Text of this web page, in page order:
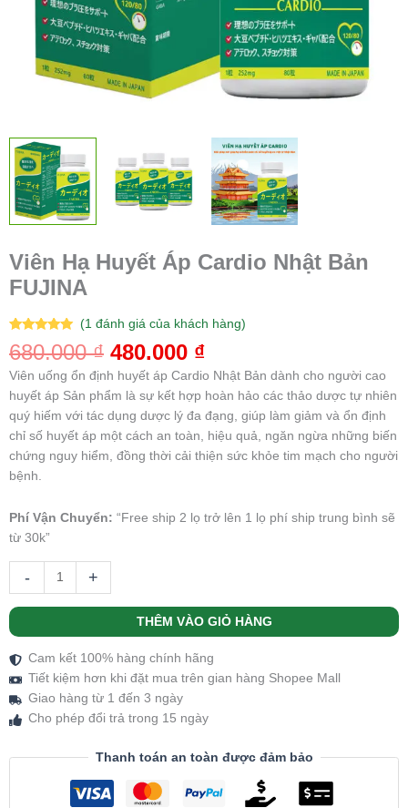
Viên Hạ Huyết Áp Cardio Nhật Bản
FUJINA
5.00 trên 5
dựa trên
1
(1 đánh giá của khách hàng)
680.000₫ 480.000 ₫
Viên uống ổn định huyết áp Cardio Nhật Bản dành cho người cao
huyết áp Sản phẩm là sự kết hợp hoàn hảo các thảo dược tự nhiên
quý hiếm với tác dụng dược lý đa đạng, giúp làm giảm và ổn định
chỉ số huyết áp một cách an toàn, hiệu quả, ngăn ngừa những biến
chứng nguy hiểm, đồng thời cải thiện sức khỏe tim mạch cho người
bệnh.
Phí Vận Chuyển: “Free ship 2 lọ trở lên 1 lọ phí ship trung bình sẽ
từ 30k”
- +
THÊM VÀO GIỎ HÀNG
Cam kết 100% hàng chính hãng
Tiết kiệm hơn khi đặt mua trên gian hàng Shopee Mall
Giao hàng từ 1 đến 3 ngày
Cho phép đổi trả trong 15 ngày
Thanh toán an toàn được đảm bảo